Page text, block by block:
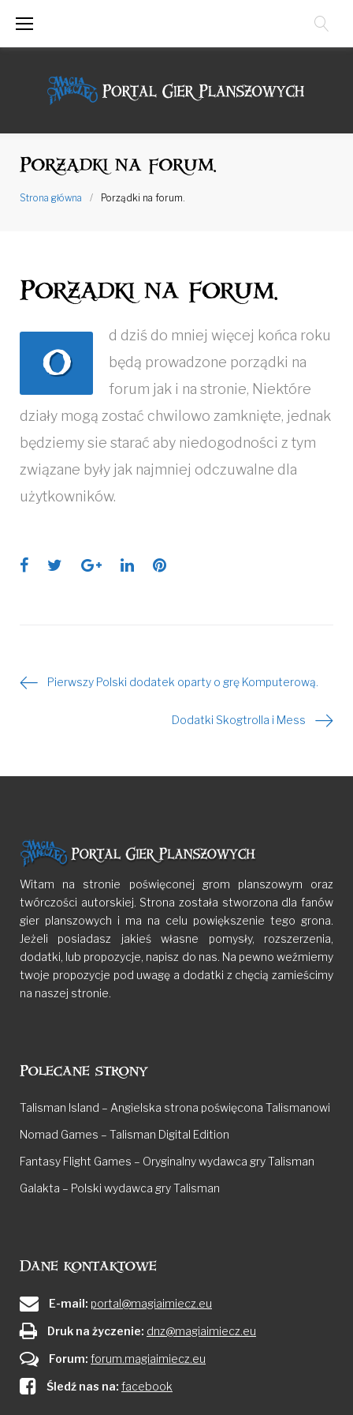
Porządki na forum.
Strona główna / Porządki na forum.
Porządki na forum.
O
d dziś do mniej więcej końca roku
będą prowadzone porządki na
forum jak i na stronie, Niektóre
działy mogą zostać chwilowo zamknięte, jednak
będziemy sie starać aby niedogodności z tym
związane były jak najmniej odczuwalne dla
użytkowników.
Facebook
TwitterGoogle+
LinkedInPinterest
Nawigacja
Pierwszy Polski dodatek oparty o grę Komputerową.
Dodatki Skogtrolla i Mess
Witam na stronie poświęconej grom planszowym oraz
twórczości autorskiej. Strona została stworzona dla fanów
gier planszowych i ma na celu powiększenie tego grona.
Jeżeli posiadasz jakieś własne pomysły, rozszerzenia,
dodatki, lub propozycje, napisz do nas. Na pewno weźmiemy
twoje propozycje pod uwagę a dodatki z chęcią zamieścimy
na naszej stronie.
Polecane strony
Talisman Island – Angielska strona poświęcona Talismanowi
Nomad Games – Talisman Digital Edition
Fantasy Flight Games – Oryginalny wydawca gry Talisman
Galakta – Polski wydawca gry Talisman
Dane kontaktowe
E-mail: portal@magiaimiecz.eu
Druk na życzenie: dnz@magiaimiecz.eu
Forum: forum.magiaimiecz.eu
Śledź nas na: facebook